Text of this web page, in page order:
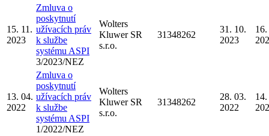
15. 11.
2023
Zmluva o
poskytnutí
užívacích práv
k službe
systému ASPI
3/2023/NEZ
Wolters
Kluwer SR
s.r.o.
31348262
31. 10.
2023
16.
13. 04.
2022
Zmluva o
poskytnutí
užívacích práv
k službe
systému ASPI
1/2022/NEZ
Wolters
Kluwer SR
s.r.o.
31348262
28. 03.
2022